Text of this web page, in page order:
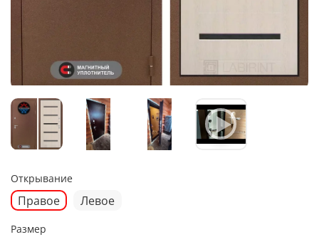
Открывание
Правое Левое
Размер